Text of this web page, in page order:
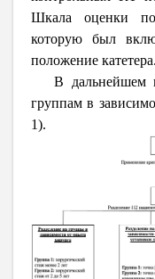
Шкала оценки
которую был
положение катетера.
В дальнейшем
группам в
1).